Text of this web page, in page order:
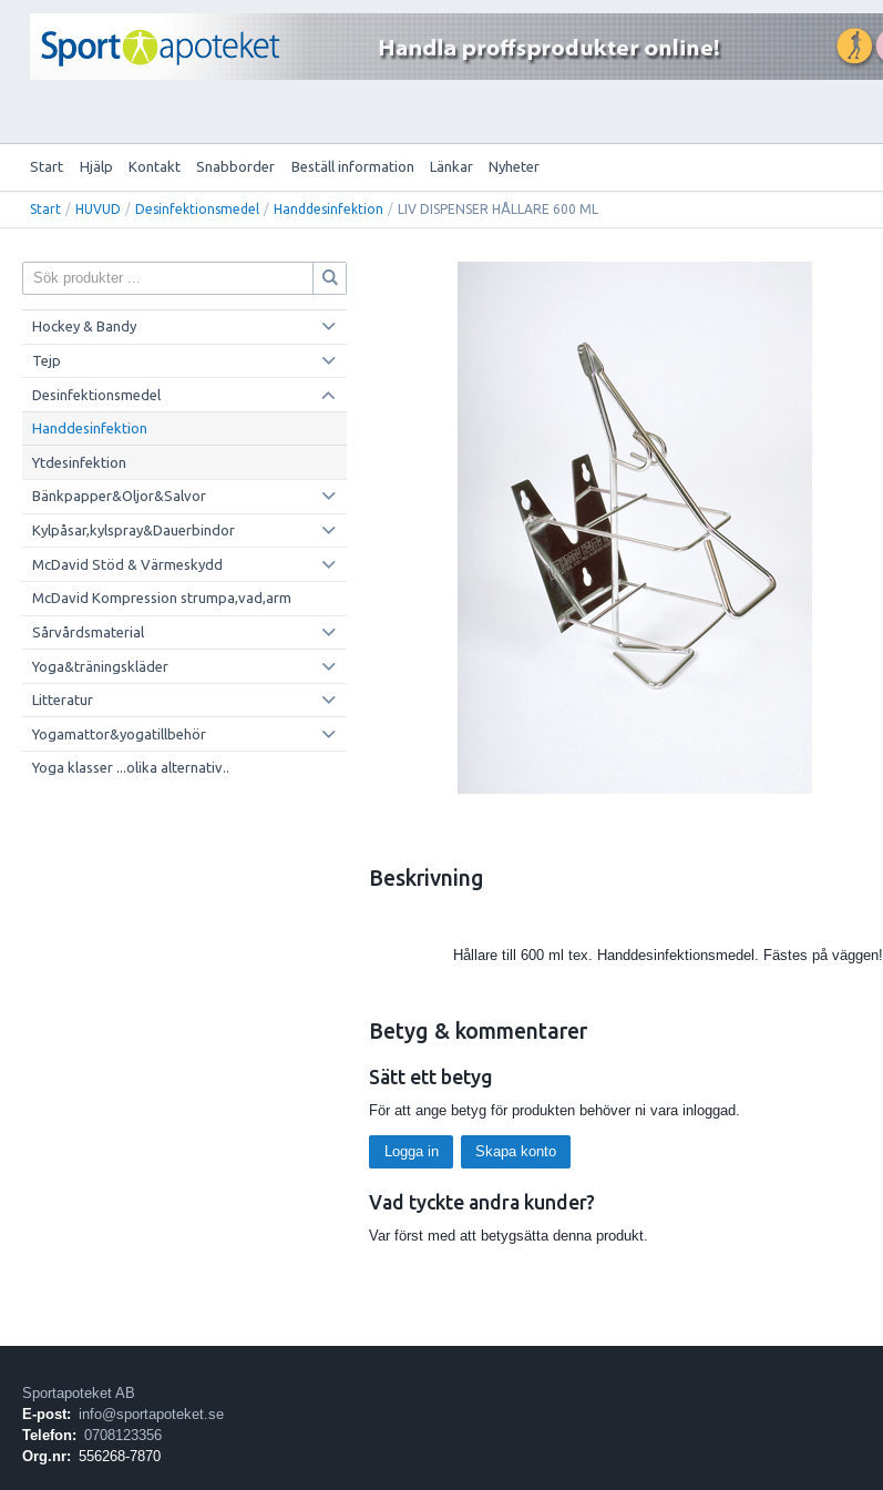
Start Hjälp Kontakt Snabborder Beställ information Länkar Nyheter
Start / HUVUD / Desinfektionsmedel / Handdesinfektion / LIV DISPENSER HÅLLARE 600 ML
Hockey & Bandy
Tejp
Desinfektionsmedel
Handdesinfektion
Ytdesinfektion
Bänkpapper&Oljor&Salvor
Kylpåsar,kylspray&Dauerbindor
McDavid Stöd & Värmeskydd
McDavid Kompression strumpa,vad,arm
Sårvårdsmaterial
Yoga&träningskläder
Litteratur
Yogamattor&yogatillbehör
Yoga klasser ...olika alternativ..
Beskrivning
Hållare till 600 ml tex. Handdesinfektionsmedel. Fästes på väggen!
Betyg & kommentarer
Sätt ett betyg
För att ange betyg för produkten behöver ni vara inloggad.
Logga in Skapa konto
Vad tyckte andra kunder?
Var först med att betygsätta denna produkt.
Sportapoteket AB
E-post: info@sportapoteket.se
Telefon: 0708123356
Org.nr: 556268-7870